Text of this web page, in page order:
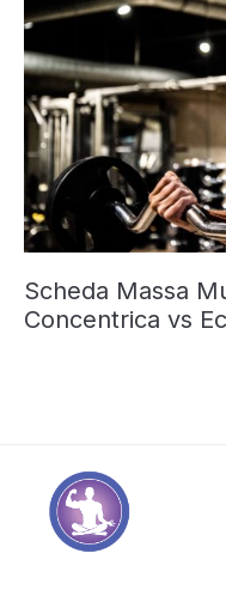
Scheda Massa
Concentrica vs